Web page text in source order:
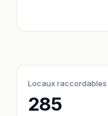
Locaux raccordables
285